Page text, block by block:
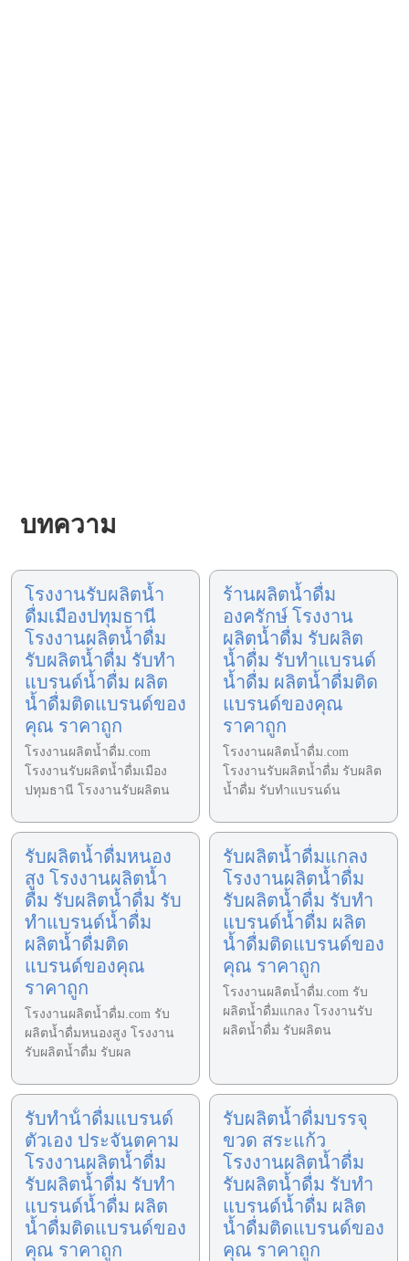
บทความ
โรงงานรับผลิตน้ำ
ดื่มเมืองปทุมธานี
โรงงานผลิตน้ำดื่ม
รับผลิตน้ำดื่ม รับทำ
แบรนด์น้ำดื่ม ผลิต
น้ำดื่มติดแบรนด์ของ
คุณ ราคาถูก
โรงงานผลิตน้ำดื่ม.com
โรงงานรับผลิตน้ำดื่มเมือง
ปทุมธานี โรงงานรับผลิตน
ร้านผลิตน้ำดื่ม
องครักษ์ โรงงาน
ผลิตน้ำดื่ม รับผลิต
น้ำดื่ม รับทำแบรนด์
น้ำดื่ม ผลิตน้ำดื่มติด
แบรนด์ของคุณ
ราคาถูก
โรงงานผลิตน้ำดื่ม.com
โรงงานรับผลิตน้ำดื่ม รับผลิต
น้ำดื่ม รับทำแบรนด์น
รับผลิตน้ำดื่มหนอง
สูง โรงงานผลิตน้ำ
ดื่ม รับผลิตน้ำดื่ม รับ
ทำแบรนด์น้ำดื่ม
ผลิตน้ำดื่มติด
แบรนด์ของคุณ
ราคาถูก
โรงงานผลิตน้ำดื่ม.com รับ
ผลิตน้ำดื่มหนองสูง โรงงาน
รับผลิตน้ำดื่ม รับผล
รับผลิตน้ำดื่มแกลง
โรงงานผลิตน้ำดื่ม
รับผลิตน้ำดื่ม รับทำ
แบรนด์น้ำดื่ม ผลิต
น้ำดื่มติดแบรนด์ของ
คุณ ราคาถูก
โรงงานผลิตน้ำดื่ม.com รับ
ผลิตน้ำดื่มแกลง โรงงานรับ
ผลิตน้ำดื่ม รับผลิตน
รับทําน้ําดื่มแบรนด์
ตัวเอง ประจันตคาม
โรงงานผลิตน้ำดื่ม
รับผลิตน้ำดื่ม รับทำ
แบรนด์น้ำดื่ม ผลิต
น้ำดื่มติดแบรนด์ของ
คุณ ราคาถูก
รับผลิตน้ำดื่มบรรจุ
ขวด สระแก้ว
โรงงานผลิตน้ำดื่ม
รับผลิตน้ำดื่ม รับทำ
แบรนด์น้ำดื่ม ผลิต
น้ำดื่มติดแบรนด์ของ
คุณ ราคาถูก